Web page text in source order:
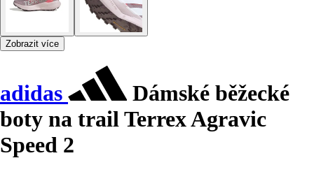
Zobrazit více
adidas
Dámské běžecké
boty na trail Terrex Agravic
Speed 2